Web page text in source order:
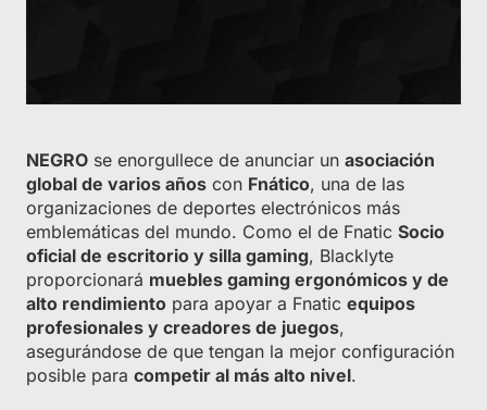
NEGRO se enorgullece de anunciar un asociación
global de varios años con Fnático, una de las
organizaciones de deportes electrónicos más
emblemáticas del mundo. Como el de Fnatic Socio
oficial de escritorio y silla gaming, Blacklyte
proporcionará muebles gaming ergonómicos y de
alto rendimiento para apoyar a Fnatic equipos
profesionales y creadores de juegos,
asegurándose de que tengan la mejor configuración
posible para competir al más alto nivel.